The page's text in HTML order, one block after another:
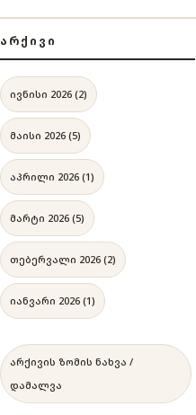
ᲐᲠᲥᲘᲕᲘ
ივნისი 2026 (2)
მაისი 2026 (5)
აპრილი 2026 (1)
მარტი 2026 (5)
თებერვალი 2026 (2)
იანვარი 2026 (1)
არქივის ზომის ნახვა /
დამალვა